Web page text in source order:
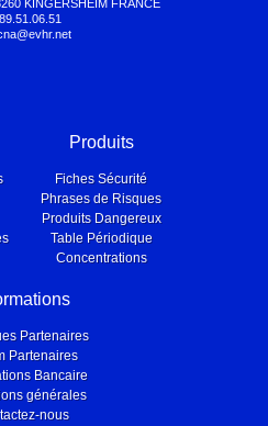
KINGERSHEIM FRANCE
Produits
Fiches Sécurité
Phrases de Risques
Produits Dangereux
Table Périodique
Concentrations
Partenaires
Partenaires
Bancaire
générales
nous